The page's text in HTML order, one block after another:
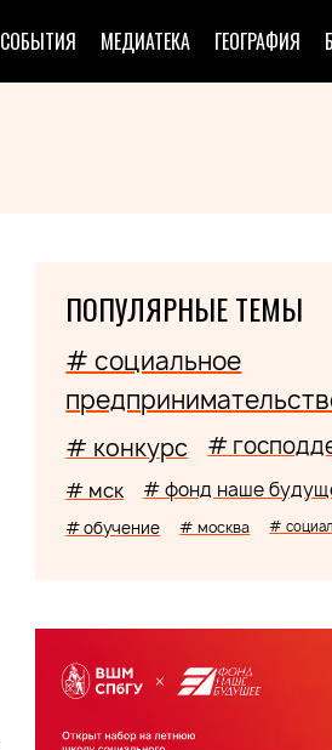
СОБЫТИЯ МЕДИАТЕКА ГЕОГРАФИЯ
ПОПУЛЯРНЫЕ ТЕМЫ
# социальное
# конкурс #
# мск # фонд наше
# обучение # москва #